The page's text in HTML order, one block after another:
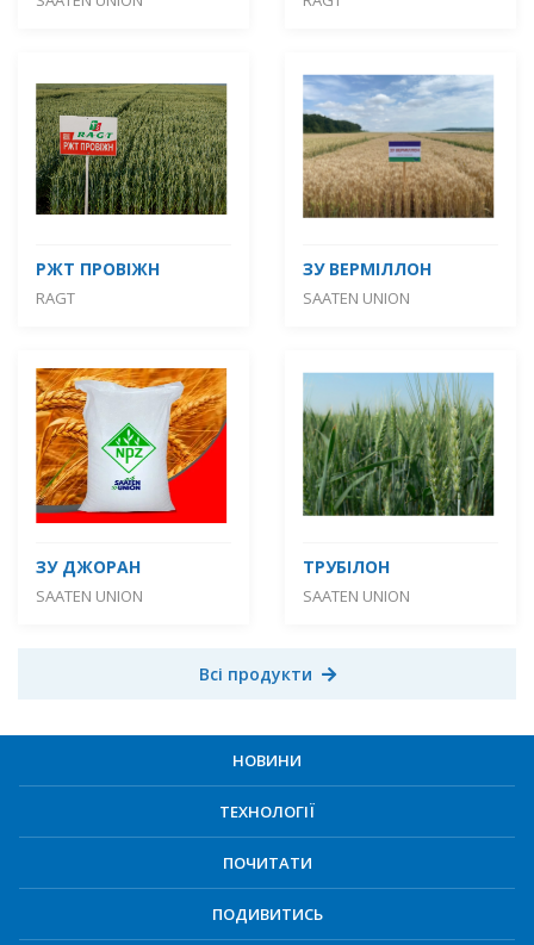
РЖТ ПРОВІЖН
RAGT
ЗУ ВЕРМІЛЛОН
SAATEN UNION
ЗУ ДЖОРАН
SAATEN UNION
ТРУБІЛОН
SAATEN UNION
Всі продукти
НОВИНИ
ТЕХНОЛОГІЇ
ПОЧИТАТИ
ПОДИВИТИСЬ